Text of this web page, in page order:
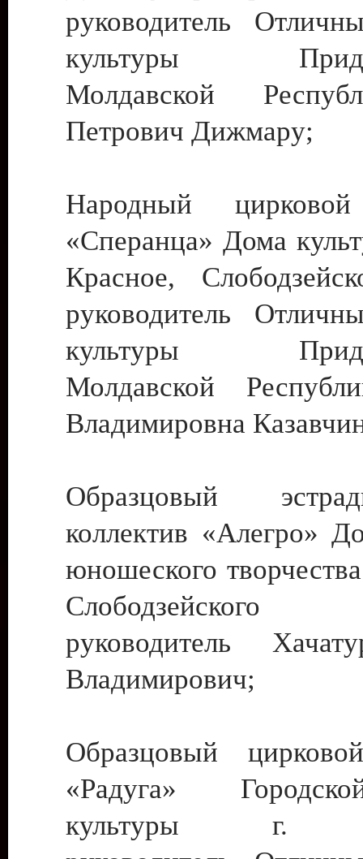
руководитель
культуры
Молдавской
Петрович Дижмару;
Народный цирковой
«Сперанца» Дома
Красное,
руководитель
культуры
Молдавской
Владимировна
Образцовый
коллектив «Алегро»
юношеского
руководитель
Владимирович;
Образцовый
«Радуга»
культуры г.